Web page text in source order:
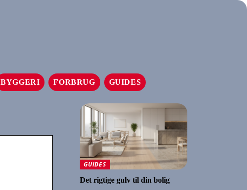
BYGGERI FORBRUG GUIDES
GUIDES
Det rigtige gulv til din bolig